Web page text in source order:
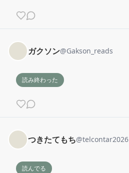
ガクソン@Gakson_reads
読み終わった
つきたてもち@telcontar2026
読んでる